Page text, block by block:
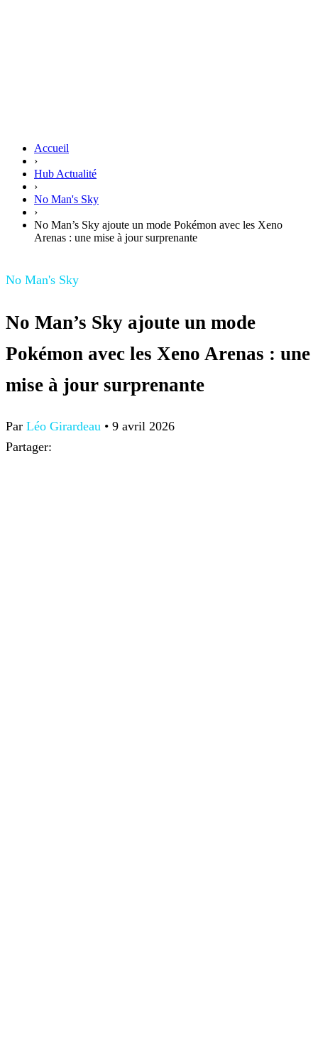
Accueil
›
Hub Actualité
›
No Man's Sky
›
No Man’s Sky ajoute un mode Pokémon avec les Xeno
Arenas : une mise à jour surprenante
No Man's Sky
No Man’s Sky ajoute un mode
Pokémon avec les Xeno Arenas : une
mise à jour surprenante
Par Léo Girardeau • 9 avril 2026
Partager: